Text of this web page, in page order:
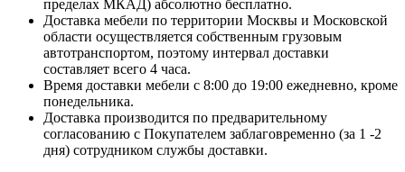
пределах МКАД) абсолютно бесплатно.
Доставка мебели по территории Москвы и Московской
области осуществляется собственным грузовым
автотранспортом, поэтому интервал доставки
составляет всего 4 часа.
Время доставки мебели с 8:00 до 19:00 ежедневно, кроме
понедельника.
Доставка производится по предварительному
согласованию с Покупателем заблаговременно (за 1 -2
дня) сотрудником службы доставки.